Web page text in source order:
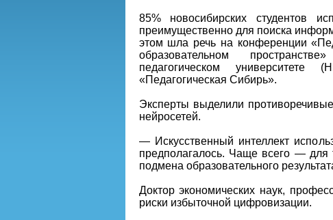
85% новосибирских студентов
преимущественно для поиска
этом шла речь на конференции
образовательном
педагогическом
«Педагогическая Сибирь».
Эксперты выделили
нейросетей.
— Искусственный интеллект
предполагалось. Чаще всего — для
подмена образовательного
Доктор экономических наук,
риски избыточной цифровизации.